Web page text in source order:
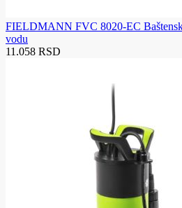
FIELDMANN FVC 8020-EC
vodu
11.058 RSD